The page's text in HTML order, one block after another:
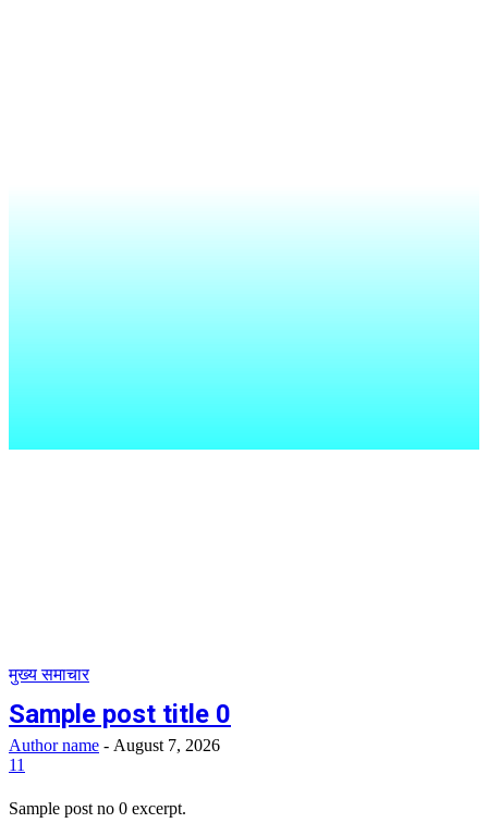
मुख्य समाचार
Sample post title 0
Author name - August 7, 2026
11
Sample post no 0 excerpt.